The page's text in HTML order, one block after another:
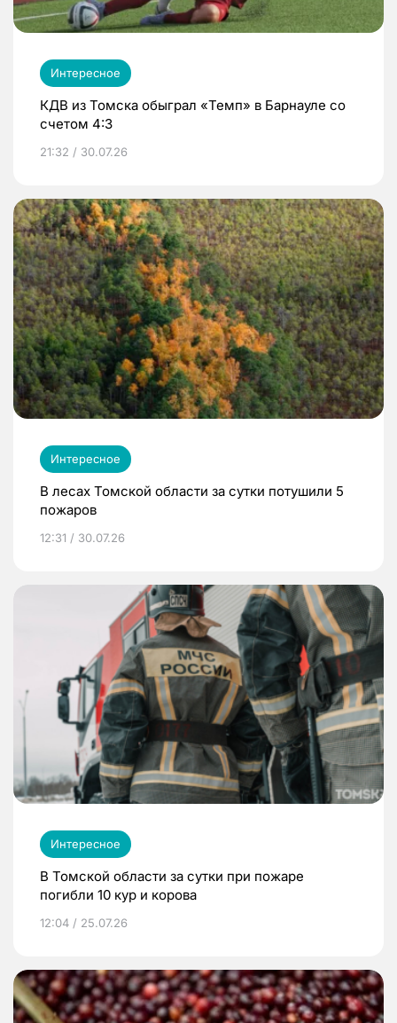
Интересное
КДВ из Томска обыграл «Темп» в Барнауле со
счетом 4:3
21:32 / 30.07.26
Интересное
В лесах Томской области за сутки потушили 5
пожаров
12:31 / 30.07.26
Интересное
В Томской области за сутки при пожаре
погибли 10 кур и корова
12:04 / 25.07.26